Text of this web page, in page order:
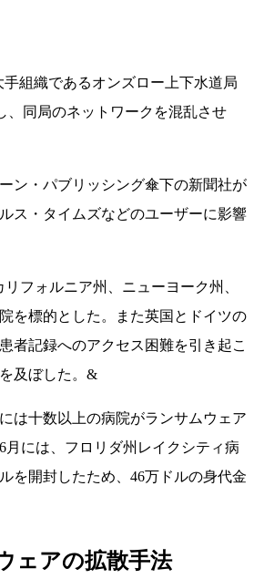
手組織であるオンズロー上下水道局
、同局のネットワークを混乱させ
ン・パブリッシング傘下の新聞社が
ス・タイムズなどのユーザーに影響
リフォルニア州、ニューヨーク州、
を標的とした。また英国とドイツの
者記録へのアクセス困難を引き起こ
及ぼした。&
は十数以上の病院がランサムウェア
月には、フロリダ州レイクシティ病
を開封したため、46万ドルの身代金
ェアの拡散手法